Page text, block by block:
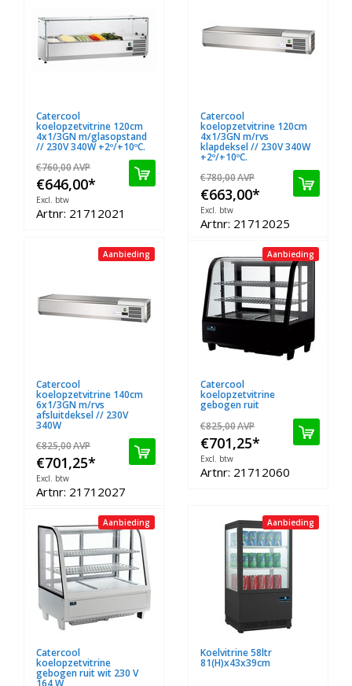
Catercool
koelopzetvitrine 120cm
4x1/3GN m/glasopstand
// 230V 340W +2º/+10ºC.
€760,00AVP
€646,00*
Excl. btw
Artnr: 21712021
Catercool
koelopzetvitrine 120cm
4x1/3GN m/rvs
klapdeksel // 230V 340W
+2º/+10ºC.
€780,00AVP
€663,00*
Excl. btw
Artnr: 21712025
Aanbieding
Catercool
koelopzetvitrine 140cm
6x1/3GN m/rvs
afsluitdeksel // 230V
340W
€825,00AVP
€701,25*
Excl. btw
Artnr: 21712027
Aanbieding
Catercool
koelopzetvitrine
gebogen ruit
€825,00AVP
€701,25*
Excl. btw
Artnr: 21712060
Aanbieding
Catercool
koelopzetvitrine
gebogen ruit wit 230 V
164 W
Aanbieding
Koelvitrine 58ltr
81(H)x43x39cm